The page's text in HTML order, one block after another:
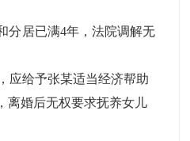
分居已满4年，法院调解无
应给予张某适当经济帮助
离婚后无权要求抚养女儿